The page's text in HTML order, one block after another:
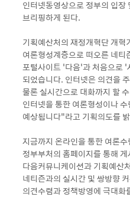
인터넷동영상으로 정부의 입장
브리핑하게 된다.
기획예산처의 재정개혁단 개
여론형성계층으로 떠오른 네티
포털사이트 ‘다음’과 처음으로
되었습니다. 인터넷은 의견을
물론 실시간으로 대화까지 할
인터넷을 통한 여론형성이나
예상됩니다”라고 기획의도를
지금까지 온라인을 통한 여론
정부부처의 홈페이지를 통해
다음커뮤니케이션과 기획예산
네티즌과의 실시간 및 쌍방향
의견수렴과 정책방영에 극대화